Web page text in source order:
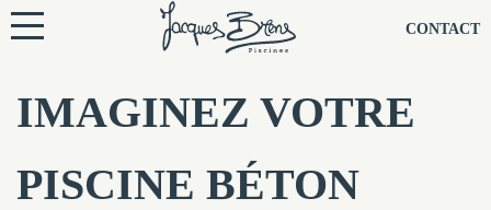
CONTACT
IMAGINEZ VOTRE
PISCINE BÉTON
NOS PISCINES
NOTRE TECHNIQUE